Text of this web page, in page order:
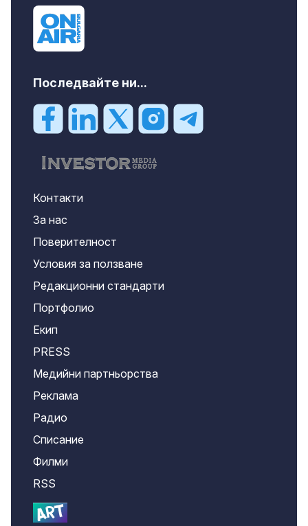
Последвайте ни...
Контакти
За нас
Поверителност
Условия за ползване
Редакционни стандарти
Портфолио
Екип
PRESS
Медийни партньорства
Реклама
Радио
Списание
Филми
RSS